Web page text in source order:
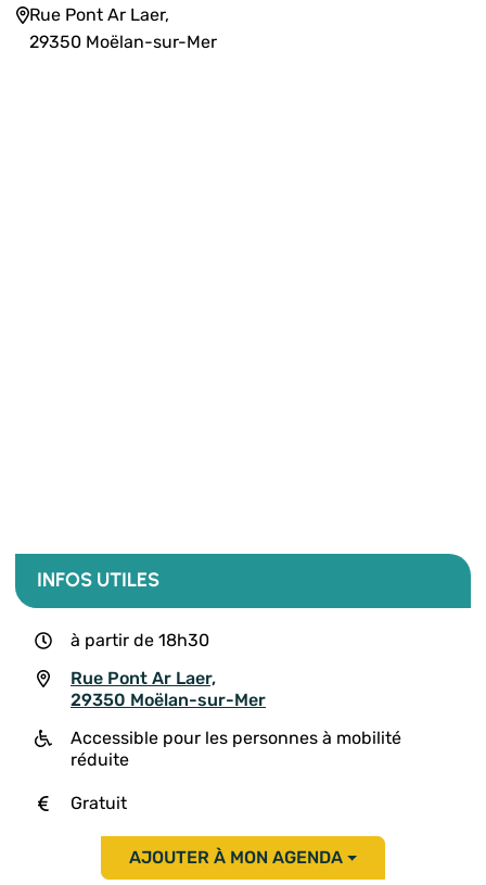
Rue Pont Ar Laer,
29350 Moëlan-sur-Mer
INFOS UTILES
à partir de 18h30
Rue Pont Ar Laer,
29350 Moëlan-sur-Mer
Accessible pour les personnes à mobilité
réduite
Gratuit
AJOUTER À MON AGENDA